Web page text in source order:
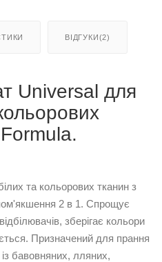
ВІДГУКИ(2)
Universal для
та кольорових тканин з
2 в 1. Спрощує
зберігає кольори
Призначений для прання
бавовняних, лляних,